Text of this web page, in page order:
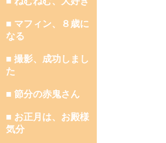
■ マフィン、８歳に
なる
■ 撮影、成功しまし
た
■ 節分の赤鬼さん
■ お正月は、お殿様
気分